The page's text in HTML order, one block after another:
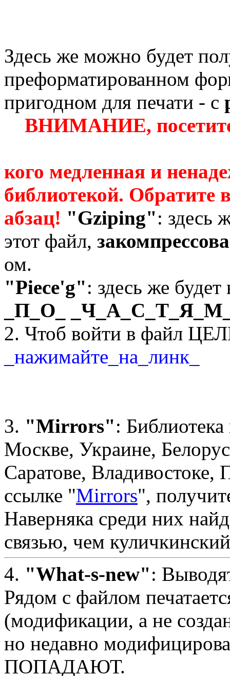
Здесь же можно будет
преформатированном
пригодном для печати - с
ВНИМАНИЕ,
кого медленная и
библиотекой.
абзац! "Gziping": здесь
этот файл,
ом.
"Piece'g": здесь же
_П_О_
2. Чтоб войти в файл
_нажимайте_на_линк_
3. "Mirrors": Библиотека
Москве, Украине,
Саратове,
ссылке "Mirrors",
Наверняка среди них
связью, чем
4. "What-s-new":
Рядом с файлом
(модификации, а не
но недавно
ПОПАДАЮТ.